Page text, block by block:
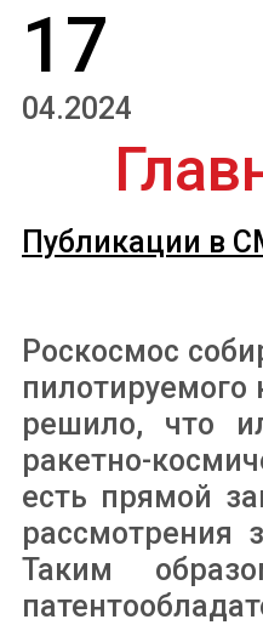
17
04.2024
Публикации в
Роскосмос
пилотируемого
решило, что
ракетно-
есть прямой
рассмотрения
Таким